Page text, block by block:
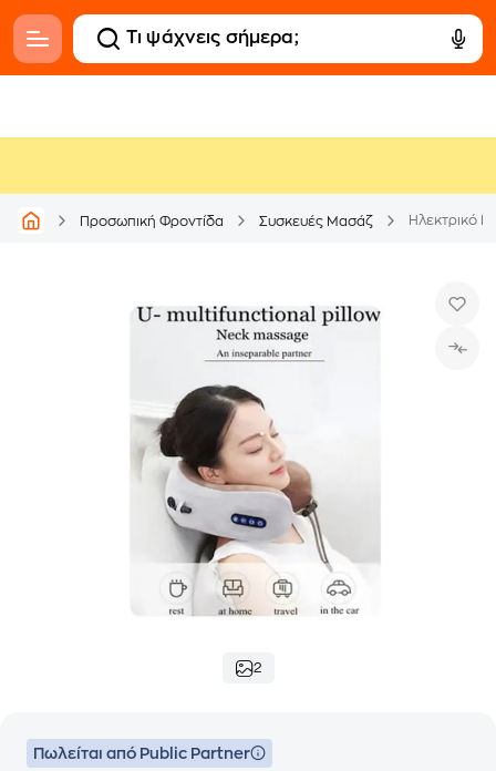
Προσωπική Φροντίδα Συσκευές Μασάζ Ηλεκτρικό
2
Πωλείται από Public Partner